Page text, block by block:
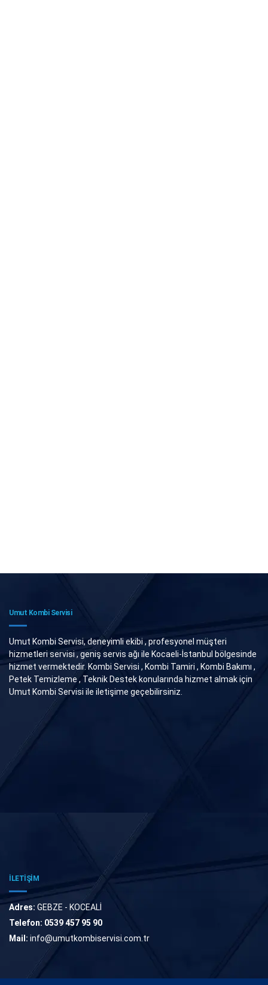
Umut Kombi Servisi
Umut Kombi Servisi, deneyimli ekibi , profesyonel müşteri
hizmetleri servisi , geniş servis ağı ile Kocaeli-İstanbul bölgesinde
hizmet vermektedir. Kombi Servisi , Kombi Tamiri , Kombi Bakımı ,
Petek Temizleme , Teknik Destek konularında hizmet almak için
Umut Kombi Servisi ile iletişime geçebilirsiniz.
İLETİŞİM
Adres: GEBZE - KOCEALİ
Telefon: 0539 457 95 90
Mail: info@umutkombiservisi.com.tr